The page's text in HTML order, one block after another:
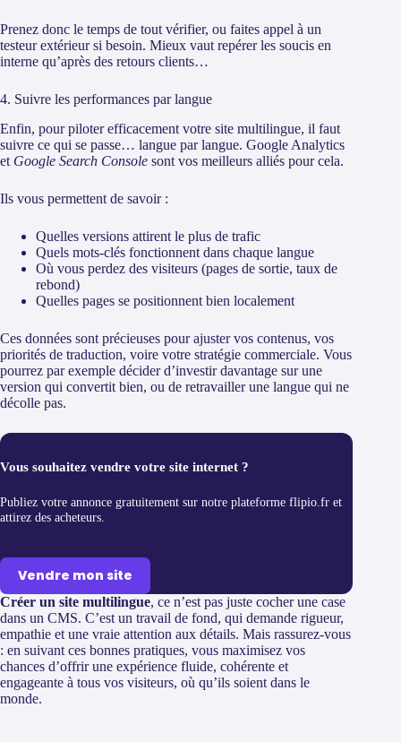
Prenez donc le temps de tout vérifier, ou faites appel à un
testeur extérieur si besoin. Mieux vaut repérer les soucis en
interne qu’après des retours clients…
4. Suivre les performances par langue
Enfin, pour piloter efficacement votre site multilingue, il faut
suivre ce qui se passe… langue par langue. Google Analytics
et Google Search Console sont vos meilleurs alliés pour cela.
Ils vous permettent de savoir :
Quelles versions attirent le plus de trafic
Quels mots-clés fonctionnent dans chaque langue
Où vous perdez des visiteurs (pages de sortie, taux de
rebond)
Quelles pages se positionnent bien localement
Ces données sont précieuses pour ajuster vos contenus, vos
priorités de traduction, voire votre stratégie commerciale. Vous
pourrez par exemple décider d’investir davantage sur une
version qui convertit bien, ou de retravailler une langue qui ne
décolle pas.
Vous souhaitez vendre votre site internet ?
Publiez votre annonce gratuitement sur notre plateforme flipio.fr et
attirez des acheteurs.
Vendre mon site
Créer un site multilingue, ce n’est pas juste cocher une case
dans un CMS. C’est un travail de fond, qui demande rigueur,
empathie et une vraie attention aux détails. Mais rassurez-vous
: en suivant ces bonnes pratiques, vous maximisez vos
chances d’offrir une expérience fluide, cohérente et
engageante à tous vos visiteurs, où qu’ils soient dans le
monde.